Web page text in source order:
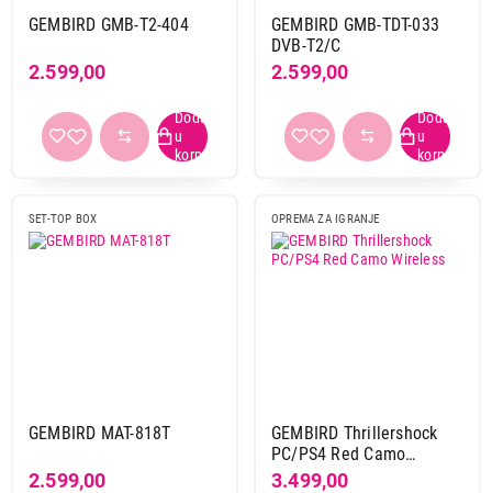
ELEKTRO ZAŠTITA I
OPREMA ZA LAPTOP
ŠTAMPAČE
GEMBIRD GMB-T2-404
2.599,00
GEMBIRD GMB-TDT-033
DVB-T2/C
2.599,00
SET-TOP BOX
GEMBIRD MAT-818T
2.599,00
OPREMA ZA IGRANJE
GEMBIRD Thrillershock
PC/PS4 Red Camo
Wireless
3.499,00